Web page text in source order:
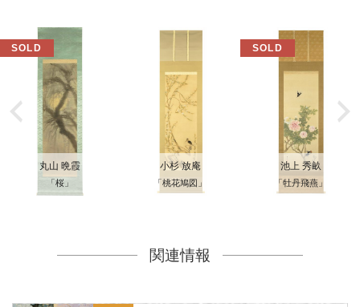
丸山 晩霞
「桜」
小杉 放庵
「桃花鳩図」
池上 秀畝
「牡丹飛燕」
関連情報